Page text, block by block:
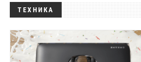
ТЕХНИКА